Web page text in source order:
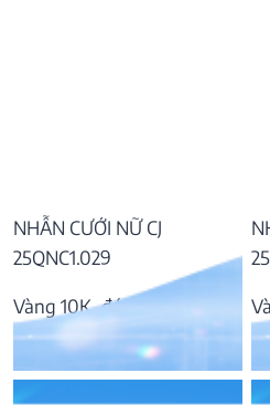
NHẪN CƯỚI NỮ CJ
25QNC1.029
Vàng 10K, đá CZ
8.099.000₫